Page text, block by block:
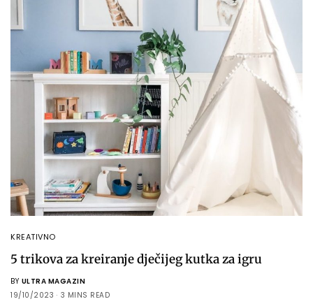
KREATIVNO
5 trikova za kreiranje dječijeg kutka za igru
BY ULTRA MAGAZIN
19/10/2023
3 MINS READ